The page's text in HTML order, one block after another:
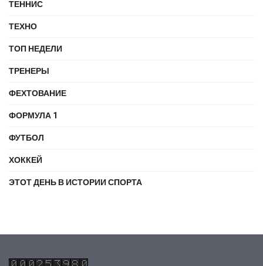
ТЕННИС
ТЕХНО
ТОП НЕДЕЛИ
ТРЕНЕРЫ
ФЕХТОВАНИЕ
ФОРМУЛА 1
ФУТБОЛ
ХОККЕЙ
ЭТОТ ДЕНЬ В ИСТОРИИ СПОРТА